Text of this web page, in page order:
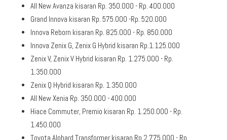
All New Avanza kisaran Rp. 350.000 - Rp. 400.000
Grand Innova kisaran Rp. 575.000 -Rp. 520.000
Innova Reborn kisaran Rp. 825.000 - Rp. 850.000
Innova Zenix G, Zenix G Hybrid kisaran Rp.1.125.000
Zenix V, Zenix V Hybrid kisaran Rp. 1.275.000 - Rp.
1.350.000
Zenix Q Hybrid kisaran Rp. 1.350.000
All New Xenia Rp. 350.000 - 400.000
Hiace Commuter, Premio kisaran Rp. 1.250.000 - Rp.
1.450.000
Toyota Alphard Transformer kisaran Rp 2.775.000 - Rp